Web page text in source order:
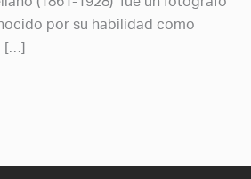
por su habilidad como
[…]